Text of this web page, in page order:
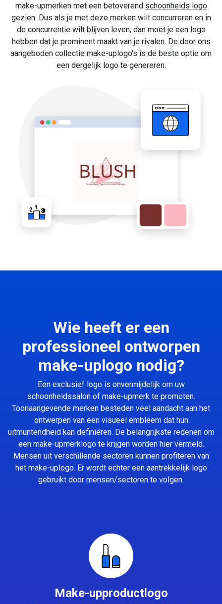
make-upmerken met een betoverend schoonheids logo
gezien. Dus als je met deze merken wilt concurreren en in
de concurrentie wilt blijven leven, dan moet je een logo
hebben dat je prominent maakt van je rivalen. De door ons
aangeboden collectie make-uplogo's is de beste optie om
een dergelijk logo te genereren.
Wie heeft er een
professioneel ontworpen
make-uplogo nodig?
Een exclusief logo is onvermijdelijk om uw
schoonheidssalon of make-upmerk te promoten.
Toonaangevende merken besteden veel aandacht aan het
ontwerpen van een visueel embleem dat hun
uitmuntendheid kan definiëren. De belangrijkste redenen om
een make-upmerklogo te krijgen worden hier vermeld.
Mensen uit verschillende sectoren kunnen profiteren van
het make-uplogo. Er wordt echter een aantrekkelijk logo
gebruikt door mensen/sectoren te volgen.
Make-upproductlogo